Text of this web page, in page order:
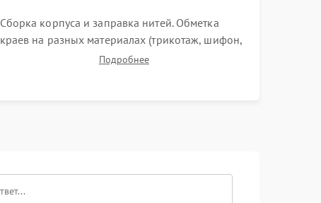
Сборка корпуса и заправка нитей. Обметка
краев на разных материалах (трикотаж, шифон,
плотные ткани). Проверка ровности среза,
Подробнее